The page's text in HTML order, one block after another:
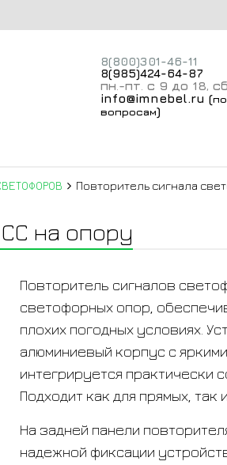
8(800)301-46-11
8(985)424-64-87
пн -пт с 9 до 18, сб
info@imnebel.ru (
вопросам)
Повторитель сигнала
на опору
Повторитель сигналов
светофорных опор,
плохих погодных условиях.
алюминиевый корпус с
интегрируется практически
Подходит как для прямых, так
На задней панели
надежной фиксации